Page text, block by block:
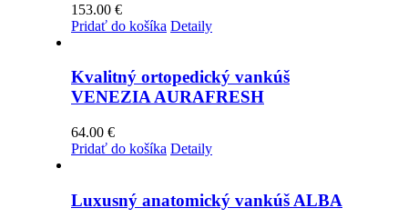
vybrať
produktu.
153.00 €
Pridať do košíka Detaily
Kvalitný ortopedický vankúš
VENEZIA AURAFRESH
64.00 €
Pridať do košíka Detaily
Luxusný anatomický vankúš ALBA